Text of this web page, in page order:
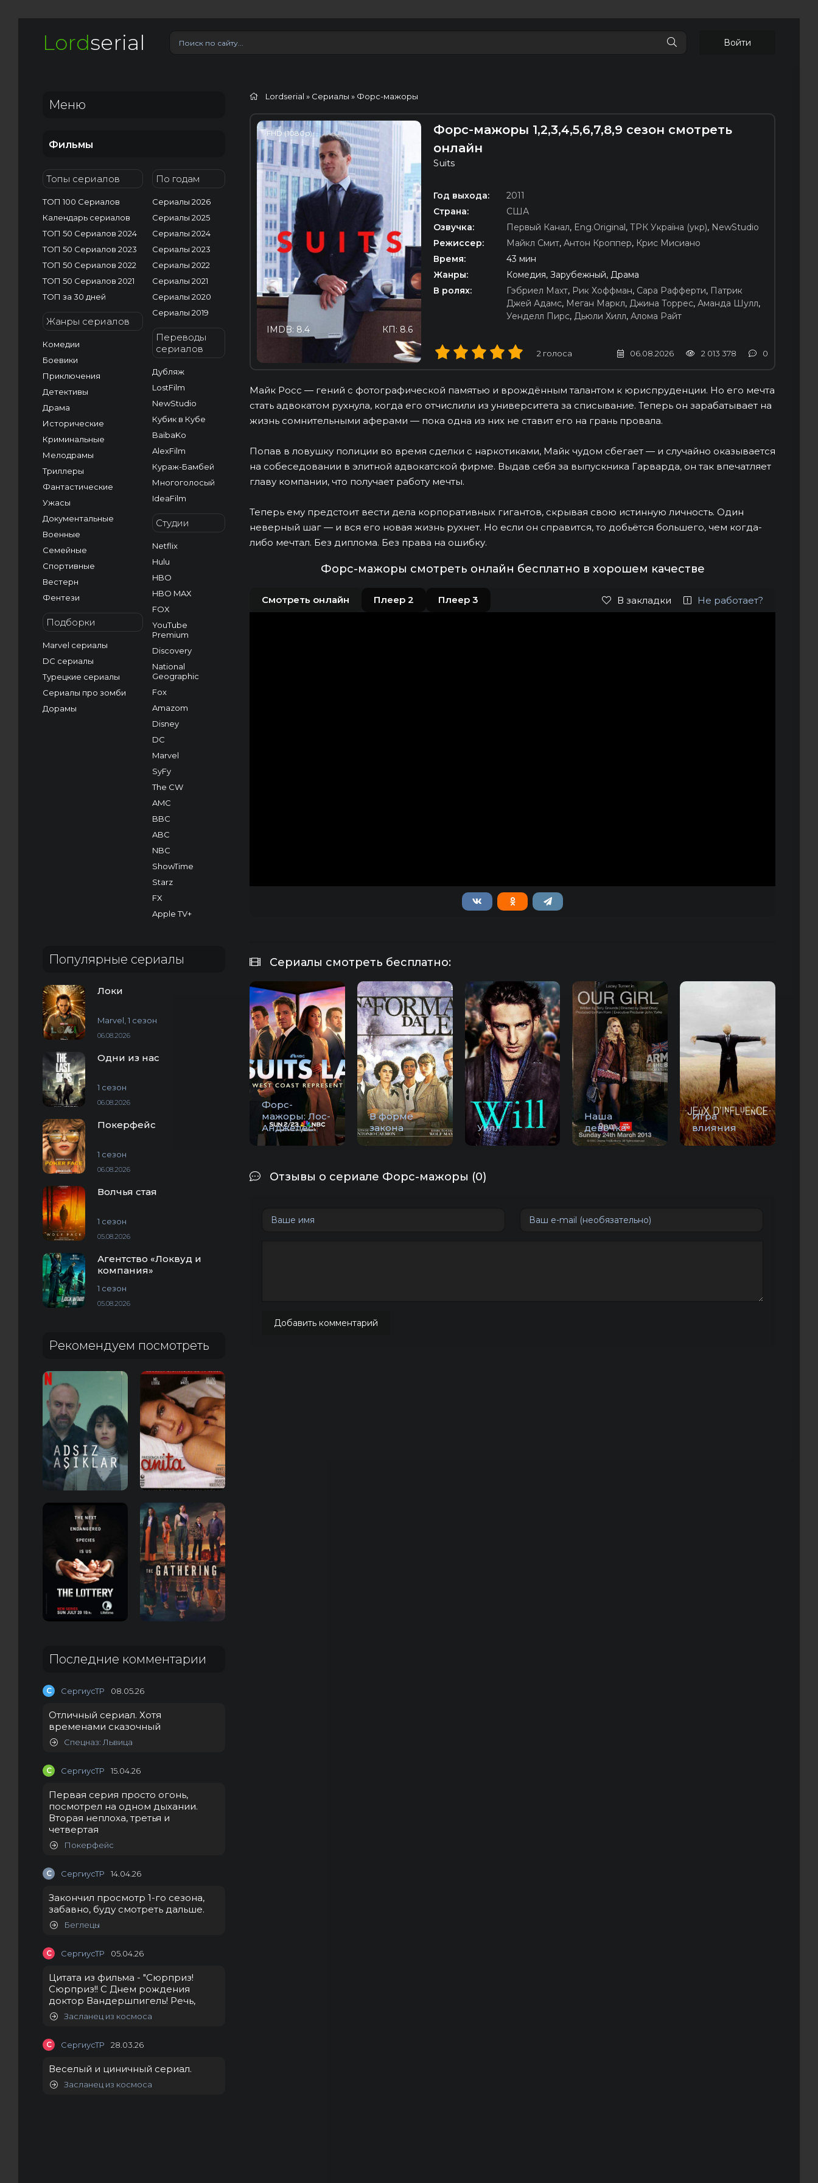
Lordserial Войти
Меню
Фильмы
Топы сериалов
ТОП 100 Сериалов
Календарь сериалов
ТОП 50 Сериалов 2024
ТОП 50 Сериалов 2023
ТОП 50 Сериалов 2022
ТОП 50 Сериалов 2021
ТОП за 30 дней
Жанры сериалов
Комедии
Боевики
Приключения
Детективы
Драма
Исторические
Криминальные
Мелодрамы
Триллеры
Фантастические
Ужасы
Документальные
Военные
Семейные
Спортивные
Вестерн
Фентези
Подборки
Marvel сериалы
DC сериалы
Турецкие сериалы
Сериалы про зомби
Дорамы
По годам
Сериалы 2026
Сериалы 2025
Сериалы 2024
Сериалы 2023
Сериалы 2022
Сериалы 2021
Сериалы 2020
Сериалы 2019
Переводы
сериалов
Дубляж
LostFilm
NewStudio
Кубик в Кубе
BaibaKo
AlexFilm
Кураж-Бамбей
Многоголосый
IdeaFilm
Студии
Netflix
Hulu
HBO
HBO MAX
FOX
YouTube
Premium
Discovery
National
Geographic
Fox
Amazom
Disney
DC
Marvel
SyFy
The CW
AMC
BBC
ABC
NBC
ShowTime
Starz
FX
Apple TV+
Популярные сериалы
Локи
Marvel, 1 сезон
06.08.2026
Одни из нас
1 сезон
06.08.2026
Покерфейс
1 сезон
06.08.2026
Волчья стая
1 сезон
05.08.2026
Агентство «Локвуд и
компания»
1 сезон
05.08.2026
Рекомендуем посмотреть
Последние комментарии
С СергиусТР 08.05.26
Отличный сериал. Хотя
временами сказочный
Спецназ: Львица
С СергиусТР 15.04.26
Первая серия просто огонь,
посмотрел на одном дыхании.
Вторая неплоха, третья и
четвертая
Покерфейс
С СергиусТР 14.04.26
Закончил просмотр 1-го сезона,
забавно, буду смотреть дальше.
Беглецы
С СергиусТР 05.04.26
Цитата из фильма - "Сюрприз!
Сюрприз!! С Днем рождения
доктор Вандершпигель! Речь,
Засланец из космоса
С СергиусТР 28.03.26
Веселый и циничный сериал.
Засланец из космоса
Lordserial » Сериалы » Форс-мажоры
FHD (1080p)
КП: 8.6
IMDB: 8.4
Форс-мажоры 1,2,3,4,5,6,7,8,9 сезон смотреть
онлайн
Suits
Год выхода:
2011
Страна:
США
Озвучка:
Первый Канал, Eng.Original, ТРК Україна (укр), NewStudio
Режиссер:
Майкл Смит, Антон Кроппер, Крис Мисиано
Время:
43 мин
Жанры:
Комедия, Зарубежный, Драма
В ролях:
Гэбриел Махт, Рик Хоффман, Сара Рафферти, Патрик
Джей Адамс, Меган Маркл, Джина Торрес, Аманда Шулл,
Уенделл Пирс, Дьюли Хилл, Алома Райт
2 голоса 06.08.2026 2 013 378 0
Майк Росс — гений с фотографической памятью и врождённым талантом к юриспруденции. Но его мечта
стать адвокатом рухнула, когда его отчислили из университета за списывание. Теперь он зарабатывает на
жизнь сомнительными аферами — пока одна из них не ставит его на грань провала.
Попав в ловушку полиции во время сделки с наркотиками, Майк чудом сбегает — и случайно оказывается
на собеседовании в элитной адвокатской фирме. Выдав себя за выпускника Гарварда, он так впечатляет
главу компании, что получает работу мечты.
Теперь ему предстоит вести дела корпоративных гигантов, скрывая свою истинную личность. Один
неверный шаг — и вся его новая жизнь рухнет. Но если он справится, то добьётся большего, чем когда-
либо мечтал. Без диплома. Без права на ошибку.
Форс-мажоры смотреть онлайн бесплатно в хорошем качестве
Смотреть онлайн Плеер 2 Плеер 3 В закладки Не работает?
Сериалы смотреть бесплатно:
Форс-
мажоры: Лос-
Анджелес
В форме
закона
Уилл
Наша
девочка
Игра
влияния
Отзывы о сериале Форс-мажоры (0)
Добавить комментарий